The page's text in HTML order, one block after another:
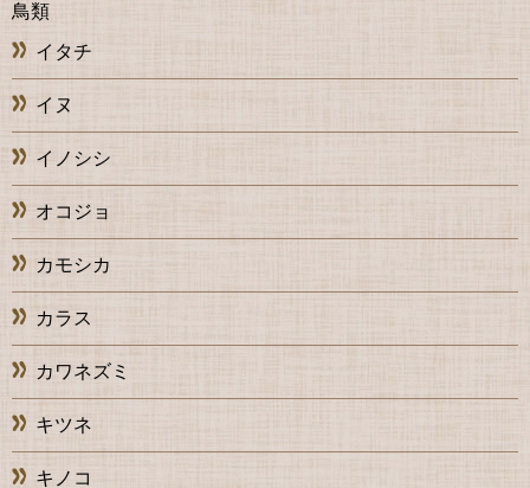
鳥類
イタチ
イヌ
イノシシ
オコジョ
カモシカ
カラス
カワネズミ
キツネ
キノコ